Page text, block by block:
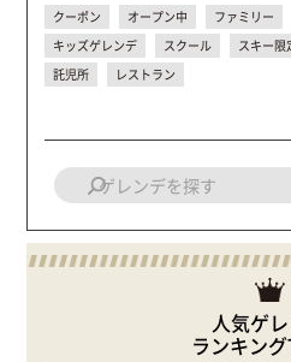
クーポン オープン中 ファミリー
キッズゲレンデ
スクール スキー限
託児所
レストラン
人気ゲ
ランキン